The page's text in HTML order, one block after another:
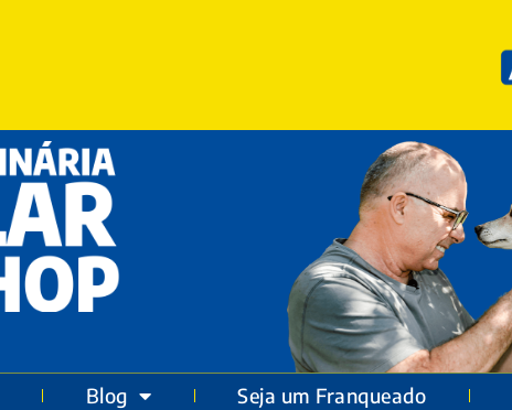
Blog Seja um Franqueado